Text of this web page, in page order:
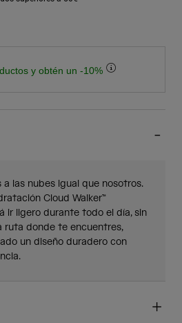
y obtén un -10%
las nubes igual que nosotros.
Cloud Walker™
ir ligero durante todo el día, sin
ruta donde te encuentres,
un diseño duradero con